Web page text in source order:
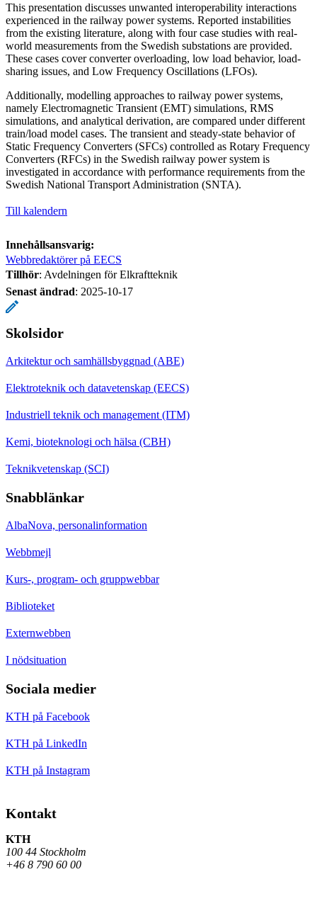
This presentation discusses unwanted interoperability interactions
experienced in the railway power systems. Reported instabilities
from the existing literature, along with four case studies with real-
world measurements from the Swedish substations are provided.
These cases cover converter overloading, low load behavior, load-
sharing issues, and Low Frequency Oscillations (LFOs).
Additionally, modelling approaches to railway power systems,
namely Electromagnetic Transient (EMT) simulations, RMS
simulations, and analytical derivation, are compared under different
train/load model cases. The transient and steady-state behavior of
Static Frequency Converters (SFCs) controlled as Rotary Frequency
Converters (RFCs) in the Swedish railway power system is
investigated in accordance with performance requirements from the
Swedish National Transport Administration (SNTA).
Till kalendern
Innehållsansvarig:
Webbredaktörer på EECS
Tillhör: Avdelningen för Elkraftteknik
Senast ändrad: 2025-10-17
Skolsidor
Arkitektur och samhällsbyggnad (ABE)
Elektroteknik och datavetenskap (EECS)
Industriell teknik och management (ITM)
Kemi, bioteknologi och hälsa (CBH)
Teknikvetenskap (SCI)
Snabblänkar
AlbaNova, personalinformation
Webbmejl
Kurs-, program- och gruppwebbar
Biblioteket
Externwebben
I nödsituation
Sociala medier
KTH på Facebook
KTH på LinkedIn
KTH på Instagram
Kontakt
KTH
100 44 Stockholm
+46 8 790 60 00